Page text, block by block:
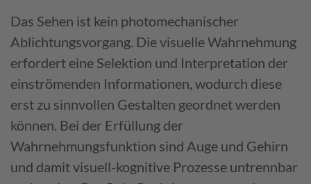
Das Sehen ist kein photomechanischer
Ablichtungsvorgang. Die visuelle Wahrnehmung
erfordert eine Selektion und Interpretation der
einströmenden Informationen, wodurch diese
erst zu sinnvollen Gestalten geordnet werden
können. Bei der Erfüllung der
Wahrnehmungsfunktion sind Auge und Gehirn
und damit visuell-kognitive Prozesse untrennbar